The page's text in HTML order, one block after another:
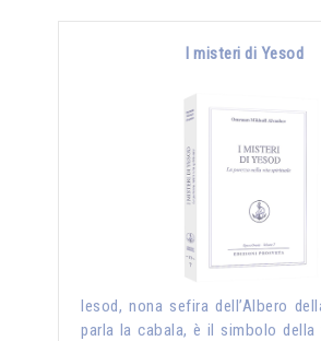
I misteri di Yesod
Iesod, nona sefira dell’Albero
parla la cabala, è il simbolo della